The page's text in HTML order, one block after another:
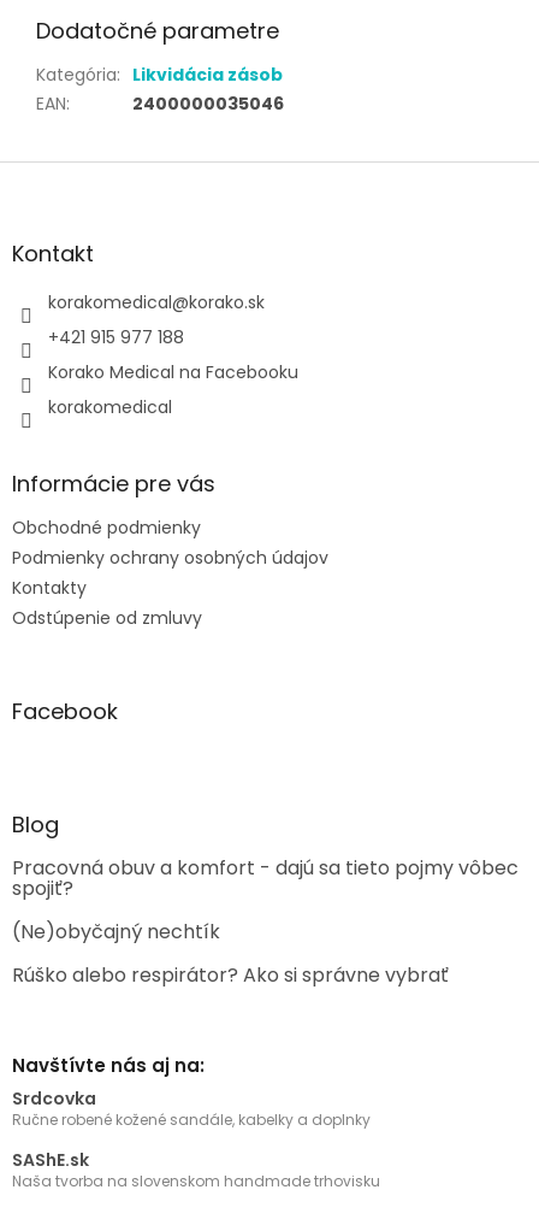
Dodatočné parametre
Kategória: Likvidácia zásob
EAN: 2400000035046
Z
äKontakt
korakomedical@korako.sk
+421 915 977 188
Korako Medical na Facebooku
korakomedical
Informácie pre vás
Obchodné podmienky
Podmienky ochrany osobných údajov
Kontakty
Odstúpenie od zmluvy
Facebook
Blog
Pracovná obuv a komfort - dajú sa tieto pojmy vôbec
spojiť?
(Ne)obyčajný nechtík
Rúško alebo respirátor? Ako si správne vybrať
Navštívte nás aj na:
Srdcovka
Ručne robené kožené sandále, kabelky a doplnky
SAShE.sk
Naša tvorba na slovenskom handmade trhovisku